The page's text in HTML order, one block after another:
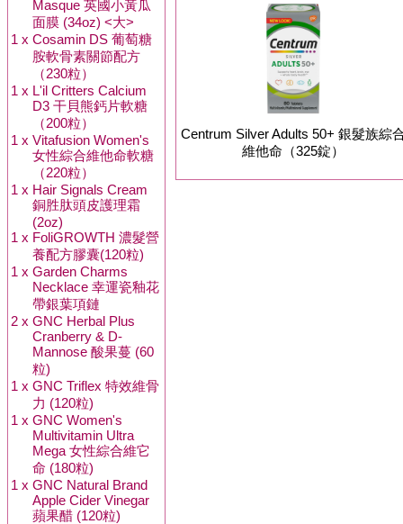
Masque 英國小黃瓜
面膜 (34oz) <大>
1 x Cosamin DS 葡萄糖
胺軟骨素關節配方
（230粒）
1 x L'il Critters Calcium
D3 干貝熊鈣片軟糖
（200粒）
1 x Vitafusion Women's
女性綜合維他命軟糖
（220粒）
1 x Hair Signals Cream
銅胜肽頭皮護理霜
(2oz)
1 x FoliGROWTH 濃髮營
養配方膠囊(120粒)
1 x Garden Charms
Necklace 幸運瓷釉花
帶銀葉項鏈
2 x GNC Herbal Plus
Cranberry & D-
Mannose 酸果蔓 (60
粒)
1 x GNC Triflex 特效維骨
力 (120粒)
1 x GNC Women's
Multivitamin Ultra
Mega 女性綜合維它
命 (180粒)
1 x GNC Natural Brand
Apple Cider Vinegar
蘋果醋 (120粒)
Centrum Silver Adults 50+ 銀髮族綜
維他命（325錠）